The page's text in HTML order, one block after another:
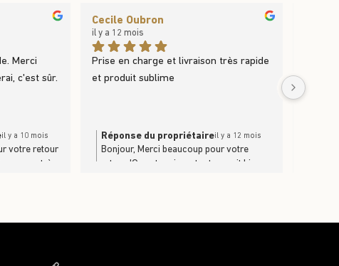
Merci
c'est sûr.
il y a 10 mois
votre retour
très
Cecile Oubron
il y a 12 mois
Prise en charge et livraison très rapide
et produit sublime
Réponse du propriétaireil y a 12 mois
Bonjour, Merci beaucoup pour votre
retour !On est ravi que tout se soit bien